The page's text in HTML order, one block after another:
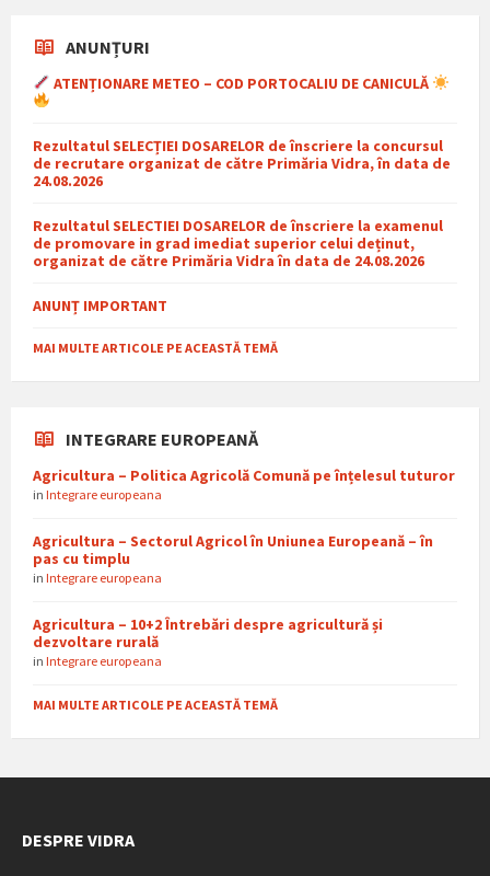
ANUNȚURI
ATENȚIONARE METEO – COD PORTOCALIU DE CANICULĂ
Rezultatul SELECȚIEI DOSARELOR de înscriere la concursul
de recrutare organizat de către Primăria Vidra, în data de
24.08.2026
Rezultatul SELECTIEI DOSARELOR de înscriere la examenul
de promovare in grad imediat superior celui deținut,
organizat de către Primăria Vidra în data de 24.08.2026
ANUNȚ IMPORTANT
MAI MULTE ARTICOLE PE ACEASTĂ TEMĂ
INTEGRARE EUROPEANĂ
Agricultura – Politica Agricolă Comună pe înțelesul tuturor
in Integrare europeana
Agricultura – Sectorul Agricol în Uniunea Europeană – în
pas cu timplu
in Integrare europeana
Agricultura – 10+2 Întrebări despre agricultură și
dezvoltare rurală
in Integrare europeana
MAI MULTE ARTICOLE PE ACEASTĂ TEMĂ
DESPRE VIDRA